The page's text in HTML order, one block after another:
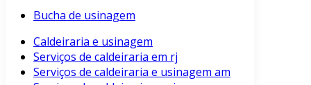
Bucha de usinagem
Caldeiraria e usinagem
Serviços de caldeiraria em rj
Serviços de caldeiraria e usinagem am